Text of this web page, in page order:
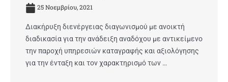
25 Νοεμβρίου, 2021
Διακήρυξη διενέργειας διαγωνισμού με ανοικτή
διαδικασία για την ανάδειξη αναδόχου με αντικείμενο
την παροχή υπηρεσιών καταγραφής και αξιολόγησης
για την ένταξη και τον χαρακτηρισμό των …